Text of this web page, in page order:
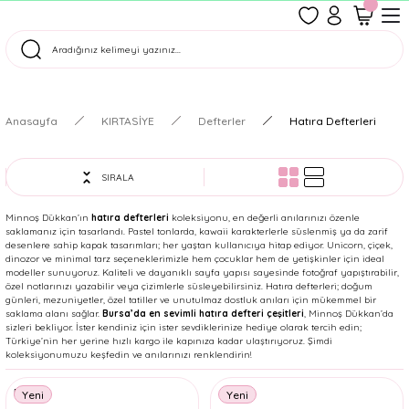
Tüm Siparişler Aynı Gün Kargoda!
Anasayfa KIRTASİYE Defterler Hatıra Defterleri
SIRALA
Minnoş Dükkan’ın hatıra defterleri koleksiyonu, en değerli anılarınızı özenle
saklamanız için tasarlandı. Pastel tonlarda, kawaii karakterlerle süslenmiş ya da zarif
desenlere sahip kapak tasarımları; her yaştan kullanıcıya hitap ediyor. Unicorn, çiçek,
dinozor ve minimal tarz seçeneklerimizle hem çocuklar hem de yetişkinler için ideal
modeller sunuyoruz. Kaliteli ve dayanıklı sayfa yapısı sayesinde fotoğraf yapıştırabilir,
özel notlarınızı yazabilir veya çizimlerle süsleyebilirsiniz. Hatıra defterleri; doğum
günleri, mezuniyetler, özel tatiller ve unutulmaz dostluk anıları için mükemmel bir
saklama alanı sağlar. Bursa’da en sevimli hatıra defteri çeşitleri, Minnoş Dükkan’da
sizleri bekliyor. İster kendiniz için ister sevdiklerinize hediye olarak tercih edin;
Türkiye’nin her yerine hızlı kargo ile kapınıza kadar ulaştırıyoruz. Şimdi
koleksiyonumuzu keşfedin ve anılarınızı renklendirin!
Yeni
Deli
Yeni